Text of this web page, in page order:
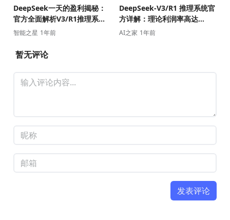
DeepSeek一天的盈利揭秘：
官方全面解析V3/R1推理系统
成本透明化
智能之星 1年前
DeepSeek-V3/R1 推理系统官
方详解：理论利润率高达
545%
AI之家 1年前
暂无评论
发表评论